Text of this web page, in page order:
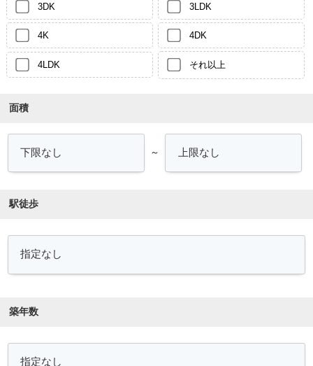
3DK 3LDK
4K 4DK
4LDK それ以上
面積
～
駅徒歩
築年数